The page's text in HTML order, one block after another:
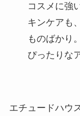
コスメに強
キンケアも
ものばかり
ぴったりな
エチュードハウ